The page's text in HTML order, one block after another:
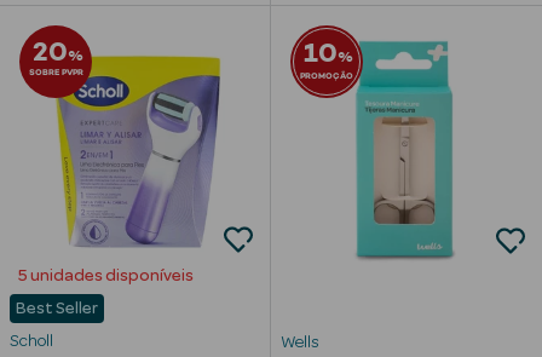
Esfoliantes
Corporais
Cicatrizantes
Depilatórios
Bronzeadores
20%
SOBRE PVPR
5 unidades disponíveis
Best Seller
Scholl
10%
PROMOÇÃO
Wells